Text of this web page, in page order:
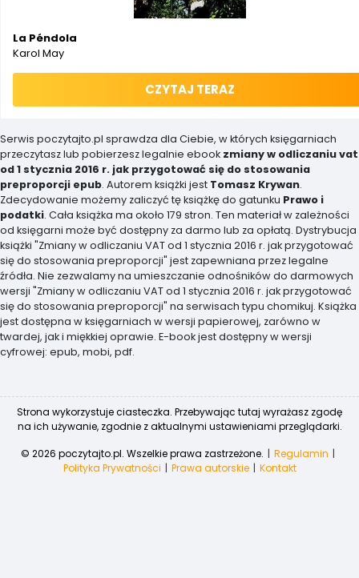
La Péndola
Karol May
CZYTAJ TERAZ
Serwis poczytajto.pl sprawdza dla Ciebie, w których księgarniach
przeczytasz lub pobierzesz legalnie ebook zmiany w odliczaniu vat
od 1 stycznia 2016 r. jak przygotować się do stosowania
preproporcji epub. Autorem książki jest Tomasz Krywan.
Zdecydowanie możemy zaliczyć tę książkę do gatunku Prawo i
podatki. Cała książka ma około 179 stron. Ten materiał w zależności
od księgarni może być dostępny za darmo lub za opłatą. Dystrybucja
książki "Zmiany w odliczaniu VAT od 1 stycznia 2016 r. jak przygotować
się do stosowania preproporcji" jest zapewniana przez legalne
źródła. Nie zezwalamy na umieszczanie odnośników do darmowych
wersji "Zmiany w odliczaniu VAT od 1 stycznia 2016 r. jak przygotować
się do stosowania preproporcji" na serwisach typu chomikuj. Książka
jest dostępna w księgarniach w wersji papierowej, zarówno w
twardej, jak i miękkiej oprawie. E-book jest dostępny w wersji
cyfrowej: epub, mobi, pdf.
Strona wykorzystuje ciasteczka. Przebywając tutaj wyrażasz zgodę
na ich używanie, zgodnie z aktualnymi ustawieniami przeglądarki.
© 2026 poczytajto.pl. Wszelkie prawa zastrzeżone.
Regulamin
Polityka Prywatności
Prawa autorskie Kontakt